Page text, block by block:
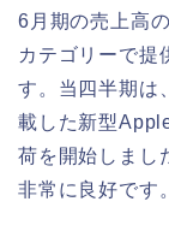
6月期の売上高
カテゴリーで提
す。当四半期は
載した新型
荷を開始しまし
非常に良好です。